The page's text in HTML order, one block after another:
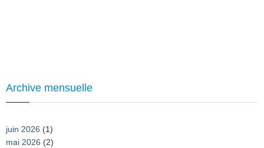
Archive mensuelle
juin 2026 (1)
mai 2026 (2)